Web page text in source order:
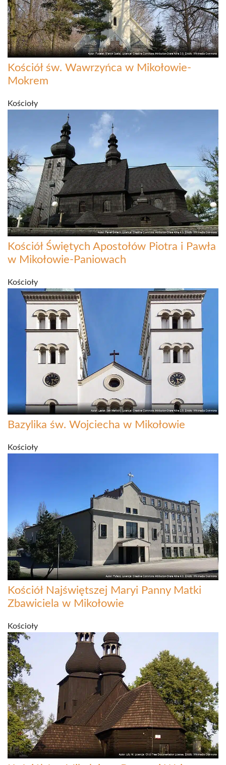
Kościół św. Wawrzyńca w Mikołowie-
Mokrem
Kościoły
Kościół Świętych Apostołów Piotra i Pawła
w Mikołowie-Paniowach
Kościoły
Bazylika św. Wojciecha w Mikołowie
Kościoły
Kościół Najświętszej Maryi Panny Matki
Zbawiciela w Mikołowie
Kościoły